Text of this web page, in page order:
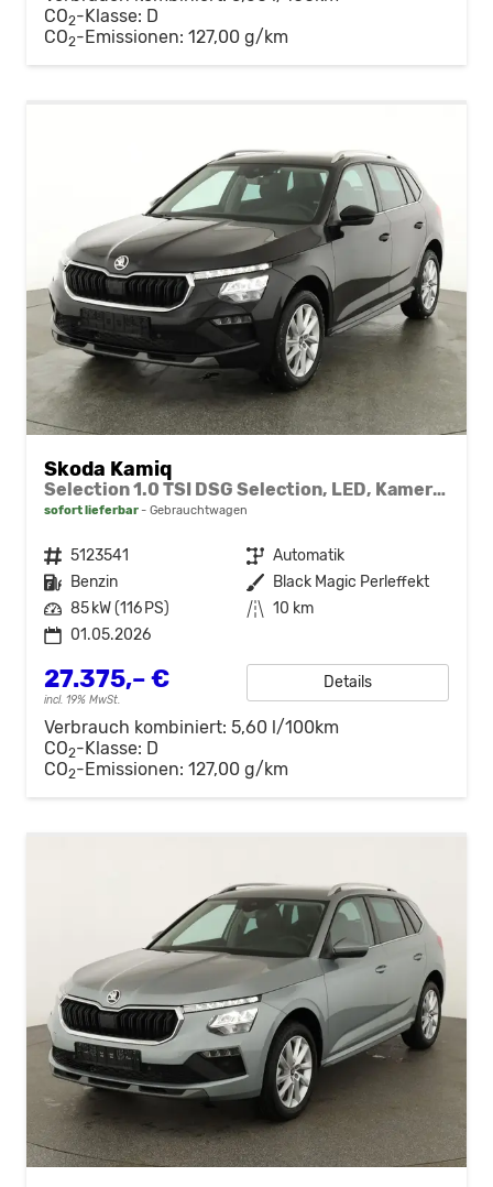
CO2-Klasse: D
CO2-Emissionen: 127,00 g/km
Skoda Kamiq
Selection 1.0 TSI DSG Selection, LED, Kamera, ACC, Side, Winter
sofort lieferbar Gebrauchtwagen
Fahrzeugnr. 5123541 Getriebe Automatik
Kraftstoff Benzin Außenfarbe Black Magic Perleffekt
Leistung 85 kW (116 PS) Kilometerstand 10 km
01.05.2026
27.375,– €
incl. 19% MwSt.
Details
Verbrauch kombiniert: 5,60 l/100km
CO2-Klasse: D
CO2-Emissionen: 127,00 g/km